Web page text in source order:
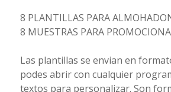
8 PLANTILLAS PARA
8 MUESTRAS PARA
Las plantillas se envian en
podes abrir con cualquier
textos para personalizar. Son